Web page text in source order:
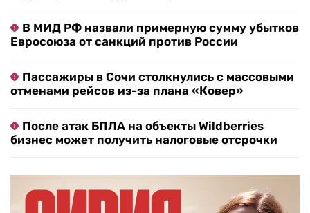
В МИД РФ назвали примерную сумму убытков
Евросоюза от санкций против России
Пассажиры в Сочи столкнулись с массовыми
отменами рейсов из-за плана «Ковер»
После атак БПЛА на объекты Wildberries
бизнес может получить налоговые отсрочки